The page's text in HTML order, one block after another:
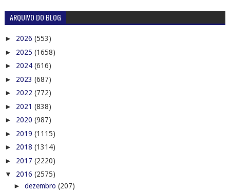
ARQUIVO DO BLOG
► 2026 (553)
► 2025 (1658)
► 2024 (616)
► 2023 (687)
► 2022 (772)
► 2021 (838)
► 2020 (987)
► 2019 (1115)
► 2018 (1314)
► 2017 (2220)
▼ 2016 (2575)
► dezembro (207)